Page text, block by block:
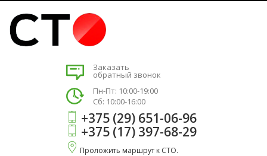
Заказать
обратный звонок
Пн-Пт: 10:00-19:00
Сб: 10:00-16:00
+375 (29) 651-06-96
+375 (17) 397-68-29
Проложить маршрут к СТО.